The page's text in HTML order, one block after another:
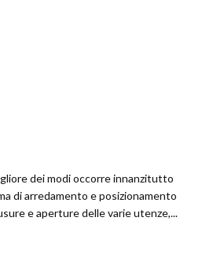
dei modi occorre innanzitutto
di arredamento e posizionamento
e aperture delle varie utenze,...